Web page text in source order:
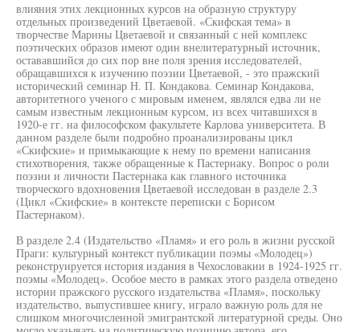
влияния этих лекционных курсов на образную структуру
отдельных произведений Цветаевой. «Скифская тема» в
творчестве Марины Цветаевой и связанный с ней комплекс
поэтических образов имеют один внелитературный источник,
остававшийся до сих пор вне поля зрения исследователей,
обращавшихся к изучению поэзии Цветаевой, - это пражский
исторический семинар Н. П. Кондакова. Семинар Кондакова,
авторитетного ученого с мировым именем, являлся едва ли не
самым известным лекционным курсом, из всех читавшихся в
1920-е гг. на философском факультете Карлова университета. В
данном разделе были подробно проанализированы цикл
«Скифские» и примыкающие к нему по времени написания
стихотворения, также обращенные к Пастернаку. Вопрос о роли
поэзии и личности Пастернака как главного источника
творческого вдохновения Цветаевой исследован в разделе 2.3
(Цикл «Скифские» в контексте переписки с Борисом
Пастернаком).
В разделе 2.4 (Издательство «Пламя» и его роль в жизни русской
Праги: культурный контекст публикации поэмы «Молодец»)
реконструируется история издания в Чехословакии в 1924-1925 гг.
поэмы «Молодец». Особое место в рамках этого раздела отведено
истории пражского русского издательства «Пламя», поскольку
издательство, выпустившее книгу, играло важную роль для не
слишком многочисленной эмигрантской литературной среды. Оно